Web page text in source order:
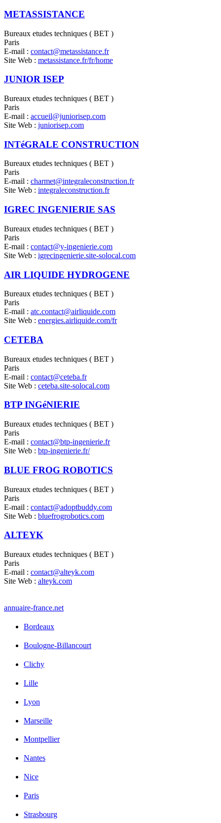
METASSISTANCE
Bureaux etudes techniques ( BET )
Paris
E-mail : contact@metassistance.fr
Site Web : metassistance.fr/fr/home
JUNIOR ISEP
Bureaux etudes techniques ( BET )
Paris
E-mail : accueil@juniorisep.com
Site Web : juniorisep.com
INTéGRALE CONSTRUCTION
Bureaux etudes techniques ( BET )
Paris
E-mail : charmet@integraleconstruction.fr
Site Web : integraleconstruction.fr
IGREC INGENIERIE SAS
Bureaux etudes techniques ( BET )
Paris
E-mail : contact@y-ingenierie.com
Site Web : igrecingenierie.site-solocal.com
AIR LIQUIDE HYDROGENE
Bureaux etudes techniques ( BET )
Paris
E-mail : atc.contact@airliquide.com
Site Web : energies.airliquide.com/fr
CETEBA
Bureaux etudes techniques ( BET )
Paris
E-mail : contact@ceteba.fr
Site Web : ceteba.site-solocal.com
BTP INGéNIERIE
Bureaux etudes techniques ( BET )
Paris
E-mail : contact@btp-ingenierie.fr
Site Web : btp-ingenierie.fr/
BLUE FROG ROBOTICS
Bureaux etudes techniques ( BET )
Paris
E-mail : contact@adoptbuddy.com
Site Web : bluefrogrobotics.com
ALTEYK
Bureaux etudes techniques ( BET )
Paris
E-mail : contact@alteyk.com
Site Web : alteyk.com
annuaire-france.net
Bordeaux
Boulogne-Billancourt
Clichy
Lille
Lyon
Marseille
Montpellier
Nantes
Nice
Paris
Strasbourg